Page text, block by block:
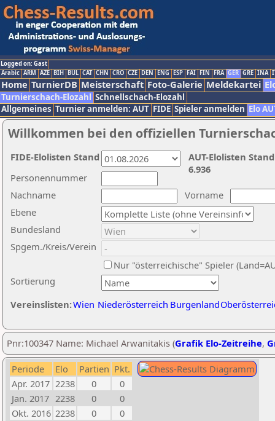
Logged on: Gast
Arabic ARM AZE BIH BUL CAT CHN CRO CZE DEN ENG ESP FAI FIN FRA GER GRE INA
Home TurnierDB Meisterschaft Foto-Galerie Meldekartei
Turnierschach-Elozahl Schnellschach-Elozahl
Allgemeines Turnier anmelden: AUT FIDE Spieler anmelden Elo
Willkommen bei den offiziellen
Nachname
Vorname
Ebene
Sortierung
Personennummer
Bundesland
Spgem./Kreis/Verein
Nur "österreichische" Spieler
Vereinslisten:Wien Niederösterreich Burgenland
AUT-Elolisten
6.936
FIDE-Elolisten Stand
Pnr:100347 Name: Michael Arwanitakis (Grafik Elo-Zeitreihe,
Periode Elo Partien Pkt.
Apr. 2017 2238 0
0
Jan. 2017 2238 0
0
Okt. 2016 2238 0
0